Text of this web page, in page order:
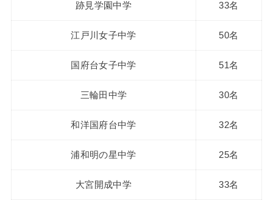
跡見学園中学 33名
江戸川女子中学 50名
国府台女子中学 51名
三輪田中学 30名
和洋国府台中学 32名
浦和明の星中学 25名
大宮開成中学 33名